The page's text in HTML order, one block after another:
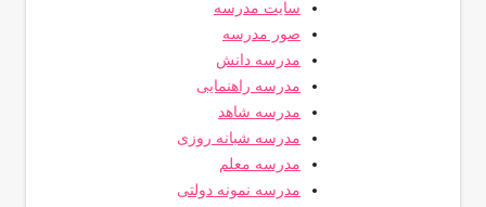
سایت مدرسه
صور مدرسه
مدرسه دانش
مدرسه راهنمایی
مدرسه شاهد
مدرسه شبانه روزی
مدرسه معلم
مدرسه نمونه دولتی